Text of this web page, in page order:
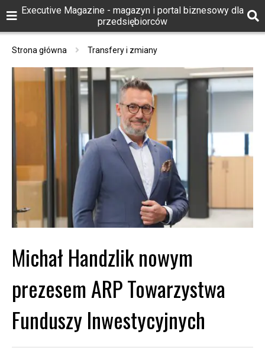
Executive Magazine - magazyn i portal biznesowy dla
przedsiębiorców
Strona główna Transfery i zmiany
Michał Handzlik nowym
prezesem ARP Towarzystwa
Funduszy Inwestycyjnych